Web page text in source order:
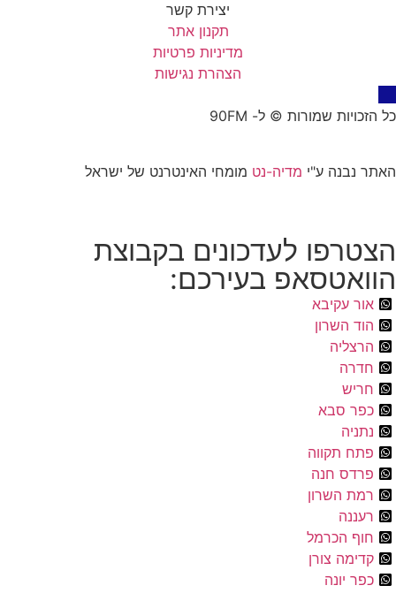
יצירת קשר
תקנון אתר
מדיניות פרטיות
הצהרת נגישות
כל הזכויות שמורות © ל- 90FM
האתר נבנה ע"י מדיה-נט מומחי האינטרנט של ישראל
הצטרפו לעדכונים בקבוצת
הוואטסאפ בעירכם:
אור עקיבא
הוד השרון
הרצליה
חדרה
חריש
כפר סבא
נתניה
פתח תקווה
פרדס חנה
רמת השרון
רעננה
חוף הכרמל
קדימה צורן
כפר יונה